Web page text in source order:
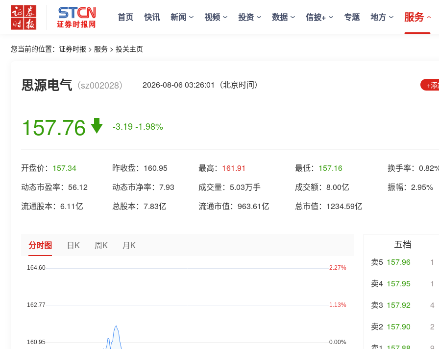
首页 快讯 新闻 视频 投资 数据 信披+ 专题 地方 服务
您当前的位置： 证券时报 > 服务 > 投关主页
思源电气 （sz002028） 2026-08-06 03:26:01（北京时间） +
157.76 -3.19-1.98%
开盘价： 157.34 昨收盘： 160.95 最高： 161.91 最低： 157.16 换手率：
动态市盈率： 56.12 动态市净率： 7.93 成交量： 5.03万手 成交额： 8.00亿 振幅： 2.95%
流通股本： 6.11亿 总股本： 7.83亿 流通市值： 963.61亿 总市值： 1234.59亿
分时图 日K 周K 月K 五档
卖5 157.96
1
卖4 157.95
1
卖3 157.92
4
卖2 157.90
2